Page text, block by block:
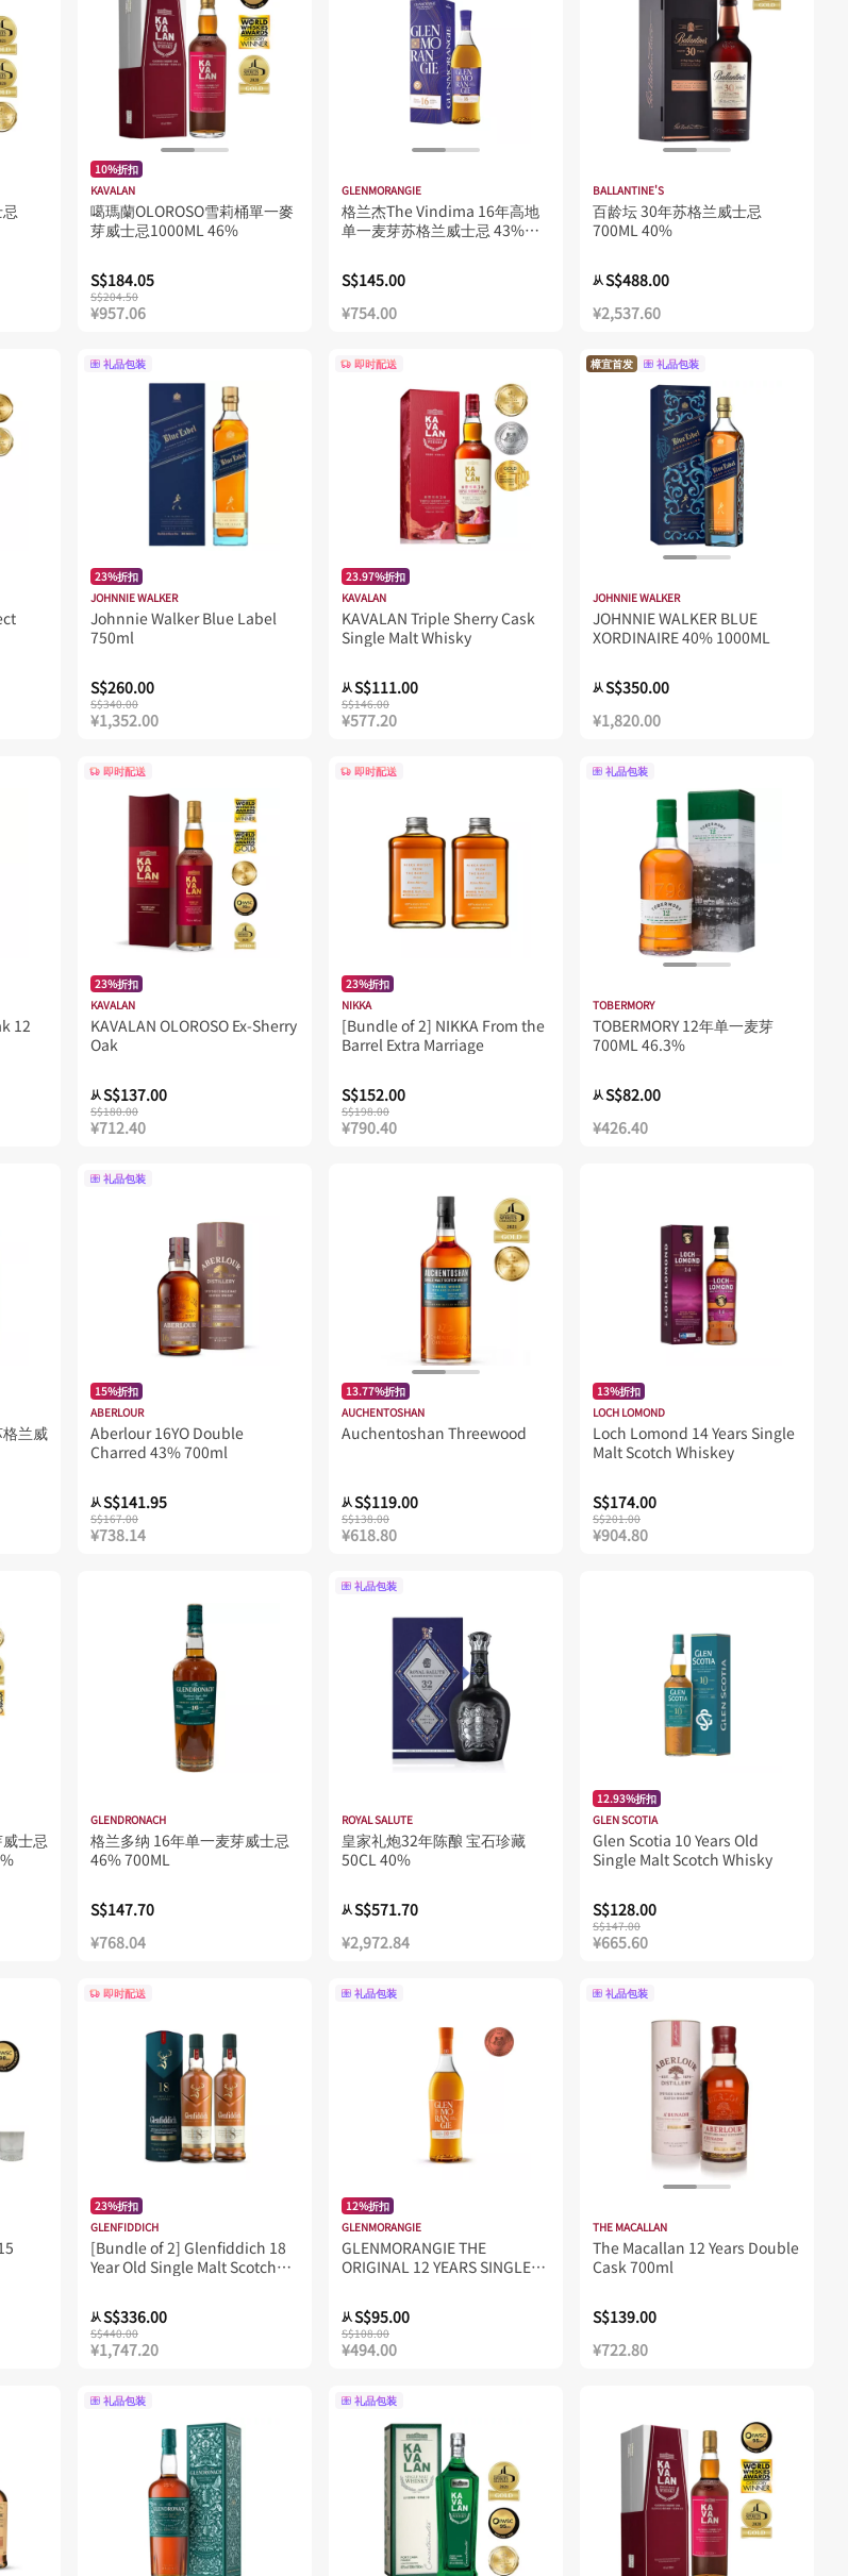
10%折扣
KAVALAN
噶瑪蘭OLOROSO雪莉桶單一麥
芽威士忌1000ML 46%
S$184.05
S$204.50
¥957.06
GLENMORANGIE
格兰杰The Vindima 16年高地
单一麦芽苏格兰威士忌 43%
S$145.00
¥754.00
BALLANTINE'S
百龄坛 30年苏格兰威士忌
700ML 40%
从S$488.00
¥2,537.60
礼品包装
23%折扣
JOHNNIE WALKER
Johnnie Walker Blue Label
750ml
S$260.00
S$340.00
¥1,352.00
即时配送
23.97%折扣
KAVALAN
KAVALAN Triple Sherry Cask
Single Malt Whisky
从S$111.00
S$146.00
¥577.20
樟宜首发 礼品包装
JOHNNIE WALKER
JOHNNIE WALKER BLUE
XORDINAIRE 40% 1000ML
从S$350.00
¥1,820.00
12
即时配送
23%折扣
KAVALAN
KAVALAN OLOROSO Ex-Sherry
Oak
从S$137.00
S$180.00
¥712.40
即时配送
23%折扣
NIKKA
[Bundle of 2] NIKKA From the
Barrel Extra Marriage
S$152.00
S$198.00
¥790.40
礼品包装
TOBERMORY
TOBERMORY 12年单一麦芽
700ML 46.3%
从S$82.00
¥426.40
兰威
礼品包装
15%折扣
ABERLOUR
Aberlour 16YO Double
Charred 43% 700ml
从S$141.95
S$167.00
¥738.14
13.77%折扣
AUCHENTOSHAN
Auchentoshan Threewood
从S$119.00
S$138.00
¥618.80
13%折扣
LOCH LOMOND
Loch Lomond 14 Years Single
Malt Scotch Whiskey
S$174.00
S$201.00
¥904.80
士忌
GLENDRONACH
格兰多纳 16年单一麦芽威士忌
46% 700ML
S$147.70
¥768.04
礼品包装
ROYAL SALUTE
皇家礼炮32年陈酿 宝石珍藏
50CL 40%
从S$571.70
¥2,972.84
12.93%折扣
GLEN SCOTIA
Glen Scotia 10 Years Old
Single Malt Scotch Whisky
S$128.00
S$147.00
¥665.60
即时配送
23%折扣
GLENFIDDICH
[Bundle of 2] Glenfiddich 18
Year Old Single Malt Scotch
从S$336.00
S$440.00
¥1,747.20
礼品包装
12%折扣
GLENMORANGIE
GLENMORANGIE THE
ORIGINAL 12 YEARS SINGLE
从S$95.00
S$108.00
¥494.00
礼品包装
THE MACALLAN
The Macallan 12 Years Double
Cask 700ml
S$139.00
¥722.80
礼品包装 礼品包装